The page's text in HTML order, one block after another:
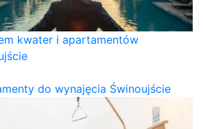
kwater i apartamentów
do wynajęcia Świnoujście